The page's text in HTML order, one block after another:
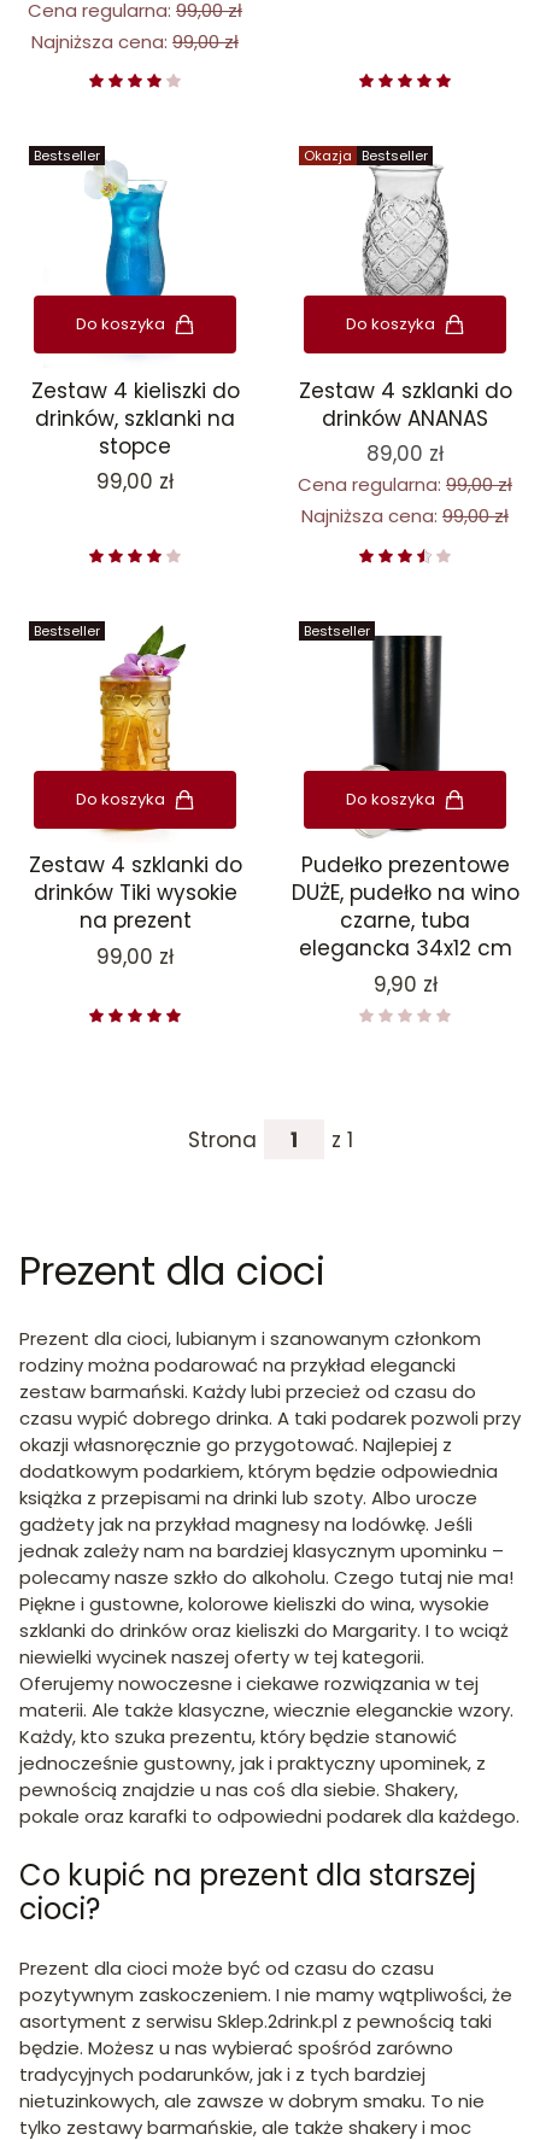
Cena regularna: 99,00 zł
Najniższa cena: 99,00 zł
Bestseller
Do koszyka
Zestaw 4 kieliszki do
drinków, szklanki na
stopce
Cena
99,00 zł
Okazja Bestseller
Do koszyka
Zestaw 4 szklanki do
drinków ANANAS
89,00 zł
Cena regularna: 99,00 zł
Najniższa cena: 99,00 zł
Bestseller
Do koszyka
Zestaw 4 szklanki do
drinków Tiki wysokie
na prezent
Cena
99,00 zł
Bestseller
Do koszyka
Pudełko prezentowe
DUŻE, pudełko na wino
czarne, tuba
elegancka 34x12 cm
Cena
9,90 zł
Strona z 1
Prezent dla cioci
Prezent dla cioci, lubianym i szanowanym członkom
rodziny można podarować na przykład elegancki
zestaw barmański. Każdy lubi przecież od czasu do
czasu wypić dobrego drinka. A taki podarek pozwoli przy
okazji własnoręcznie go przygotować. Najlepiej z
dodatkowym podarkiem, którym będzie odpowiednia
książka z przepisami na drinki lub szoty. Albo urocze
gadżety jak na przykład magnesy na lodówkę. Jeśli
jednak zależy nam na bardziej klasycznym upominku –
polecamy nasze szkło do alkoholu. Czego tutaj nie ma!
Piękne i gustowne, kolorowe kieliszki do wina, wysokie
szklanki do drinków oraz kieliszki do Margarity. I to wciąż
niewielki wycinek naszej oferty w tej kategorii.
Oferujemy nowoczesne i ciekawe rozwiązania w tej
materii. Ale także klasyczne, wiecznie eleganckie wzory.
Każdy, kto szuka prezentu, który będzie stanowić
jednocześnie gustowny, jak i praktyczny upominek, z
pewnością znajdzie u nas coś dla siebie. Shakery,
pokale oraz karafki to odpowiedni podarek dla każdego.
Co kupić na prezent dla starszej
cioci?
Prezent dla cioci może być od czasu do czasu
pozytywnym zaskoczeniem. I nie mamy wątpliwości, że
asortyment z serwisu Sklep.2drink.pl z pewnością taki
będzie. Możesz u nas wybierać spośród zarówno
tradycyjnych podarunków, jak i z tych bardziej
nietuzinkowych, ale zawsze w dobrym smaku. To nie
tylko zestawy barmańskie, ale także shakery i moc